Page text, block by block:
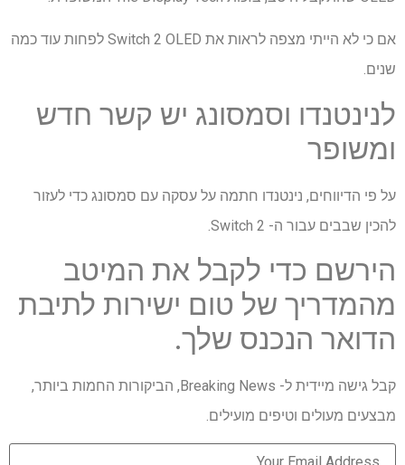
אם כי לא הייתי מצפה לראות את Switch 2 OLED לפחות עוד כמה
שנים.
לנינטנדו וסמסונג יש קשר חדש
ומשופר
על פי הדיווחים, נינטנדו חתמה על עסקה עם סמסונג כדי לעזור
להכין שבבים עבור ה- Switch 2.
הירשם כדי לקבל את המיטב
מהמדריך של טום ישירות לתיבת
הדואר הנכנס שלך.
קבל גישה מיידית ל- Breaking News, הביקורות החמות ביותר,
מבצעים מעולים וטיפים מועילים.